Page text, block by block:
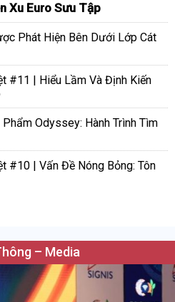
Xu Euro Sưu Tập
Phát Hiện Bên Dưới Lớp Cát
#11 | Hiểu Lầm Và Định Kiến
Odyssey: Hành Trình Tìm
#10 | Vấn Đề Nóng Bỏng: Tôn
– Media